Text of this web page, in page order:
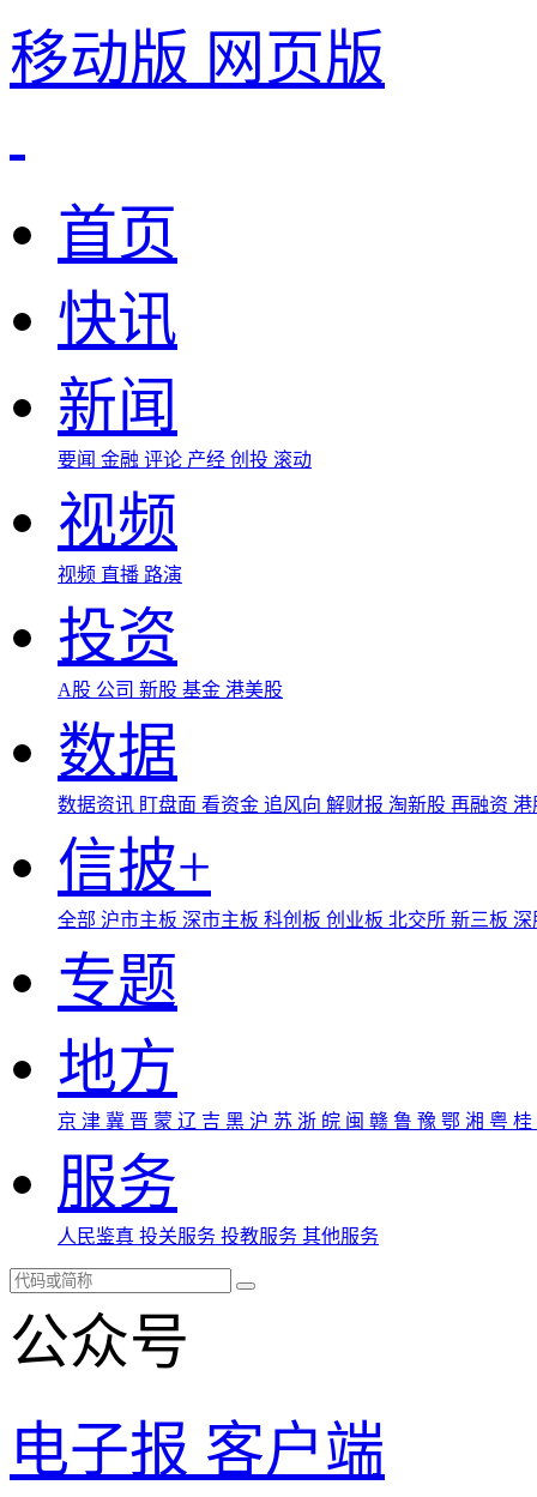
移动版 网页版
首页
快讯
新闻
要闻 金融 评论 产经 创投 滚动
视频
视频 直播 路演
投资
A股 公司 新股 基金 港美股
数据
数据资讯 盯盘面 看资金 追风向 解财报 淘新股 再融资
信披+
全部 沪市主板 深市主板 科创板 创业板 北交所 新三板
专题
地方
京 津 冀 晋 蒙 辽 吉 黑 沪 苏 浙 皖 闽 赣 鲁 豫 鄂 湘 粤 桂
服务
人民鉴真 投关服务 投教服务 其他服务
公众号
电子报 客户端